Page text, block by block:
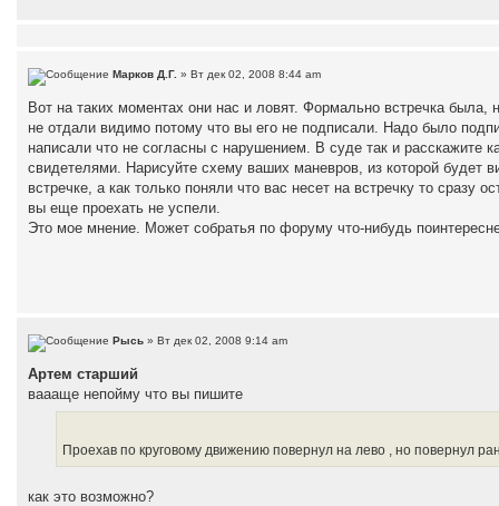
Марков Д.Г. » Вт дек 02, 2008 8:44 am
Вот на таких моментах они нас и ловят. Формально встречка была,
не отдали видимо потому что вы его не подписали. Надо было
написали что не согласны с нарушением. В суде так и расскажите
свидетелями. Нарисуйте схему ваших маневров, из которой будет
встречке, а как только поняли что вас несет на встречку то сразу
вы еще проехать не успели.
Это мое мнение. Может собратья по форуму что-нибудь
Рысь » Вт дек 02, 2008 9:14 am
Артем старший
ваааще непойму что вы пишите
Проехав по круговому движению повернул на лево , но повернул
как это возможно?